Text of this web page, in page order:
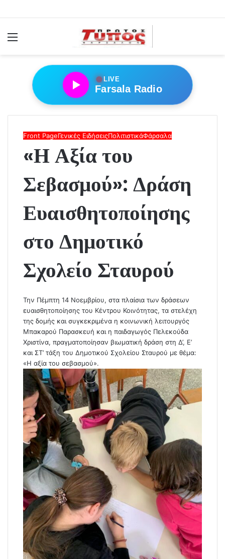
●LIVE
Farsala Radio
Front PageΓενικές ΕιδήσειςΠολιτιστικάΦάρσαλα
«Η Αξία του
Σεβασμού»: Δράση
Ευαισθητοποίησης
στο Δημοτικό
Σχολείο Σταυρού
Την Πέμπτη 14 Νοεμβρίου, στα πλαίσια των δράσεων
ευαισθητοποίησης του Κέντρου Κοινότητας, τα στελέχη
της δομής και συγκεκριμένα η κοινωνική λειτουργός
Μπακαρού Παρασκευή και η παιδαγωγός Πελεκούδα
Χριστίνα, πραγματοποίησαν βιωματική δράση στη Δ’, Ε’
και ΣΤ’ τάξη του Δημοτικού Σχολείου Σταυρού με θέμα:
«Η αξία του σεβασμού».